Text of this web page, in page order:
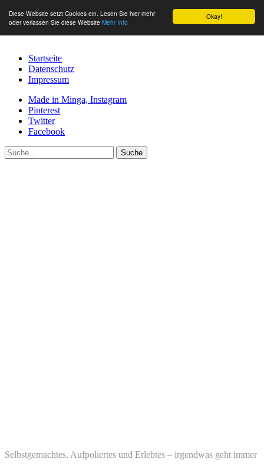
Okay!
Diese Website setzt Cookies ein. Lesen Sie hier mehr
oder verlassen Sie diese Website Mehr Info
Startseite
Datenschutz
Impressum
Made in Minga, Instagram
Pinterest
Twitter
Facebook
Suche
Selbstgemachtes, Aufpoliertes und Erlebtes – irgendwas geht immer